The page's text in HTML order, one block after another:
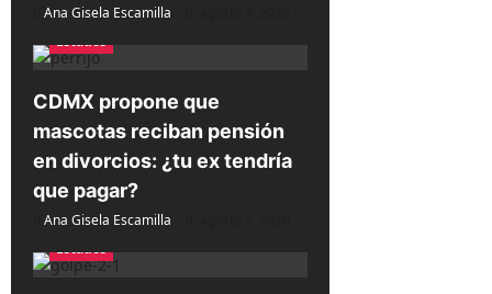
sAna Gisela Escamilla
Estados
CDMX propone que
mascotas reciban pensión
en divorcios: ¿tu ex tendría
que pagar?
Ana Gisela Escamilla
Estados